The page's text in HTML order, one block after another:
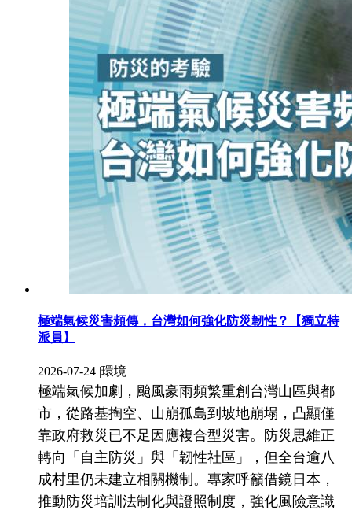
極端氣候災害頻傳，台灣如何強化防災韌性？【獨立特
派員】
2026-07-24 |環境
極端氣候加劇，颱風豪雨頻繁重創台灣山區與都
市，從路基掏空、山崩孤島到坡地崩塌，凸顯僅
靠政府救災已不足因應複合型災害。防災思維正
轉向「自主防災」與「韌性社區」，但全台逾八
成村里仍未建立相關機制。專家呼籲借鏡日本，
推動防災培訓法制化與證照制度，強化風險意識